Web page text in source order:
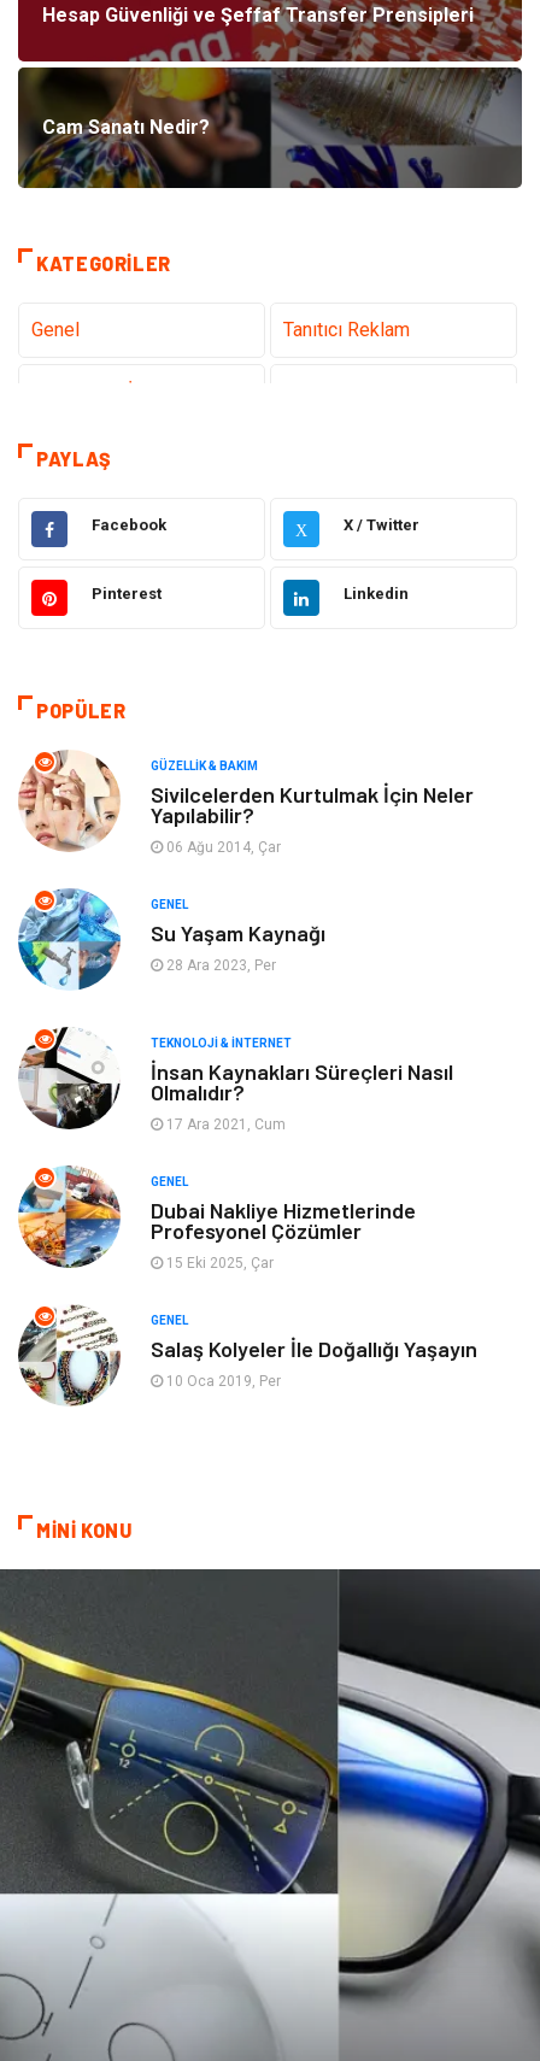
Hesap Güvenliği ve Şeffaf Transfer Prensipleri
Cam Sanatı Nedir?
KATEGORILER
Genel Tanıtıcı Reklam
Eğitim & Kariyer
Gündem Hukuk
Moda Sağlıklı Yaşam
Bilgisayar & Yazılım
Makine
Giyim
Yeme & İçme
Keyif & Hobi Organizasyon
Gayrimenkul Spor
Finans& Ekonomi Anne & Çocuk
Genel Kültür
Ev İşleri
Mobilya
Astroloji
Pet Malzemeleri
PAYLAŞ
Facebook X X / Twitter
Pinterest Linkedin
POPÜLER
GÜZELLIK & BAKIM
Sivilcelerden Kurtulmak İçin Neler
Yapılabilir?
06 Ağu 2014, Çar
GENEL
Su Yaşam Kaynağı
28 Ara 2023, Per
TEKNOLOJI & İNTERNET
İnsan Kaynakları Süreçleri Nasıl
Olmalıdır?
17 Ara 2021, Cum
GENEL
Dubai Nakliye Hizmetlerinde
Profesyonel Çözümler
15 Eki 2025, Çar
GENEL
Salaş Kolyeler İle Doğallığı Yaşayın
10 Oca 2019, Per
MİNİ KONU